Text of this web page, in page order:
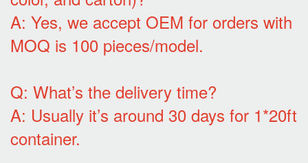
A: Yes, we accept OEM for orders with
MOQ is 100 pieces/model.
Q: What’s the delivery time?
A: Usually it’s around 30 days for 1*20ft
container.